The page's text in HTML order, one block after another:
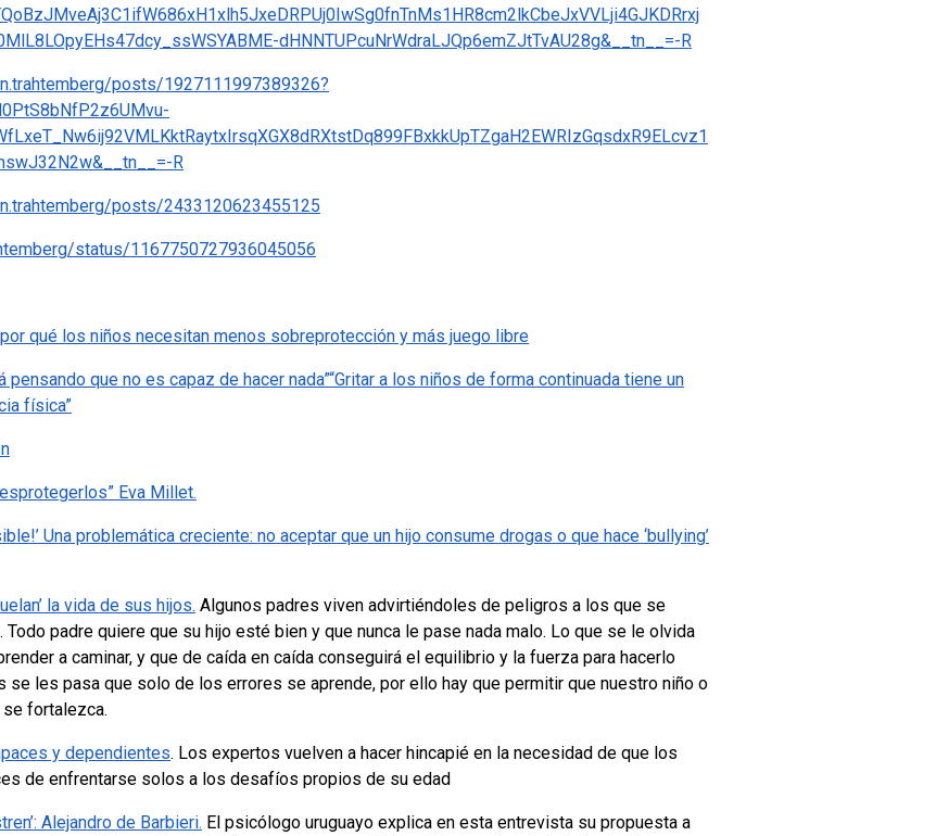
dHNNTUPcuNrWdraLJQp6emZJtTvAU28g&__tn__=-R
posts/1927111997389326?
R
posts/2433120623455125
status/1167750727936045056
por qué los niños necesitan menos sobreprotección y más juego libre
que no es capaz de hacer nada”“Gritar a los niños de forma continuada tiene un
física”
Eva Millet.
Una problemática creciente: no aceptar que un hijo consume drogas o que hace ‘bullying’
la vida de sus hijos. Algunos padres viven advirtiéndoles de peligros a los que se
Todo padre quiere que su hijo esté bien y que nunca le pase nada malo. Lo que se le olvida
a caminar, y que de caída en caída conseguirá el equilibrio y la fuerza para hacerlo
les pasa que solo de los errores se aprende, por ello hay que permitir que nuestro niño o
fortalezca.
y dependientes. Los expertos vuelven a hacer hincapié en la necesidad de que los
de enfrentarse solos a los desafíos propios de su edad
Alejandro de Barbieri. El psicólogo uruguayo explica en esta entrevista su propuesta a